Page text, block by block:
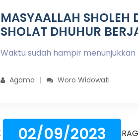
MASYAALLAH SHOLEH
SHOLAT DHUHUR
Waktu sudah hampir menunjukkan
Agama Woro Widowati
02/09/2023